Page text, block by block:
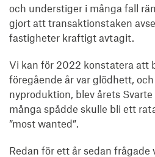
och understiger i många fall
gjort att transaktionstaken
fastigheter kraftigt avtagit.
Vi kan för 2022 konstatera att
föregående år var glödhett,
nyproduktion, blev årets
många spådde skulle bli ett
”most wanted”.
Redan för ett år sedan frågade